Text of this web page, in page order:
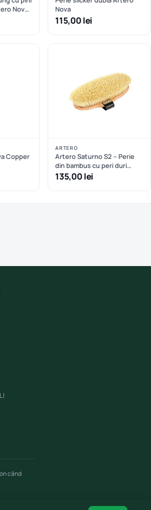
Nova -
Nova
115,00 lei
Copper
ARTERO
Artero Saturno S2 – Perie
din bambus cu peri duri
pentru cai (3 cm)
135,00 lei
când